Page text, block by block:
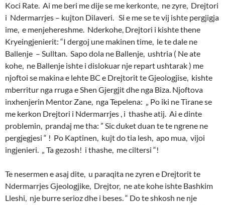
Koci Rate. Ai me beri me dije se me kerkonte, ne zyre, Drejtori
i Ndermarrjes – kujton Dilaveri. Si e me se te vij ishte pergjigja
ime, e menjehereshme. Nderkohe, Drejtori i kishte thene
Kryeingjenierit: “I dergoj une makinen time, le te dale ne
Ballenje – Sulltan. Sapo dola ne Ballenje, ushtria ( Ne ate
kohe, ne Ballenje ishte i dislokuar nje repart ushtarak ) me
njoftoi se makina e lehte BC e Drejtorit te Gjeologjise, kishte
mberritur nga rruga e Shen Gjergjit dhe nga Biza. Njoftova
inxhenjerin Mentor Zane, nga Tepelena: „ Po iki ne Tirane se
me kerkon Drejtori i Ndermarrjes , i thashe atij. Ai e dinte
problemin, prandaj me tha: ” Sic duket duan te te ngrene ne
pergjegjesi “ ! Po Kaptinen, kujt do tia lesh, apo mua, vijoi
ingjenieri. „ Ta gezosh! i thashe, me ciltersi “!
Te nesermen e asaj dite, u paraqita ne zyren e Drejtorit te
Ndermarrjes Gjeologjike, Drejtor, ne ate kohe ishte Bashkim
Lleshi, nje burre serioz dhe i beses. “ Do te shkosh ne nje